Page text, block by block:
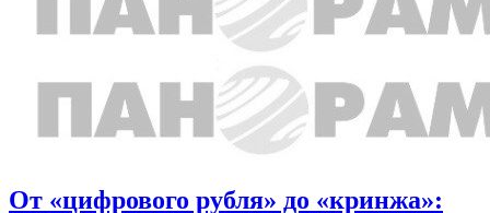
От «цифрового рубля» до «кринжа»: